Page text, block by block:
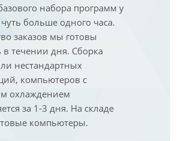
набора программ у
больше одного часа.
заказов мы готовы
течении дня. Сборка
нестандартных
компьютеров с
охлаждением
за 1-3 дня. На складе
компьютеры.